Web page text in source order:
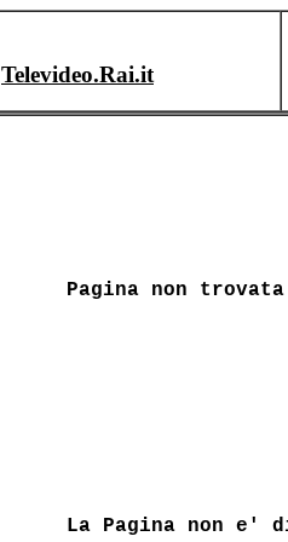
Televideo.Rai.it
Pagina non trovata
La Pagina non e'